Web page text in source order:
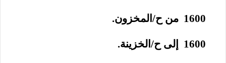
1600 من ح/المخزون.
1600 إلى ح/الخزينة.